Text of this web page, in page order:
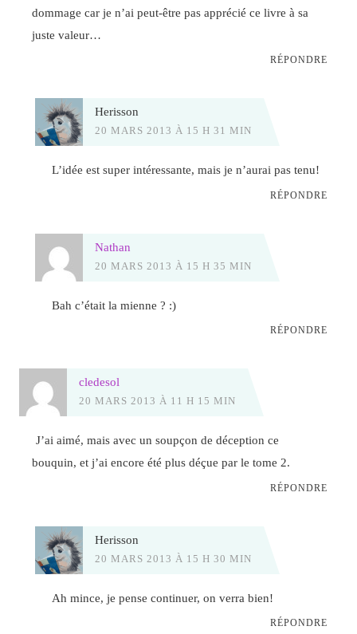
dommage car je n’ai peut-être pas apprécié ce livre à sa
juste valeur…
RÉPONDRE
Herisson
20 MARS 2013 À 15 H 31 MIN
L’idée est super intéressante, mais je n’aurai pas tenu!
RÉPONDRE
Nathan
20 MARS 2013 À 15 H 35 MIN
Bah c’était la mienne ? :)
RÉPONDRE
cledesol
20 MARS 2013 À 11 H 15 MIN
J’ai aimé, mais avec un soupçon de déception ce
bouquin, et j’ai encore été plus déçue par le tome 2.
RÉPONDRE
Herisson
20 MARS 2013 À 15 H 30 MIN
Ah mince, je pense continuer, on verra bien!
RÉPONDRE